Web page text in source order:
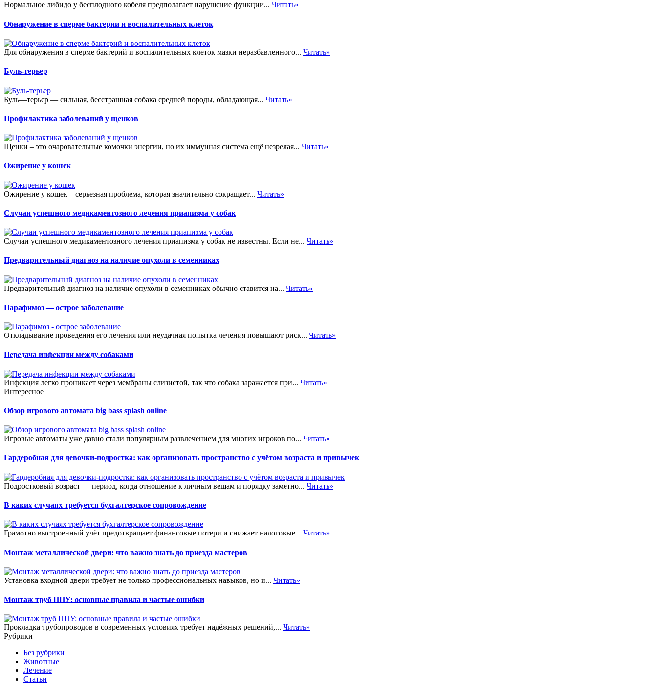
Нормальное либидо у бесплодного кобеля предполагает нарушение функции... Читать»
Обнаружение в сперме бактерий и воспалительных клеток
Для обнаружения в сперме бактерий и воспалительных клеток мазки неразбавленного... Читать»
Буль-терьер
Буль—терьер — сильная, бесстрашная собака средней породы, обладающая... Читать»
Профилактика заболеваний у щенков
Щенки – это очаровательные комочки энергии, но их иммунная система ещё незрелая... Читать»
Ожирение у кошек
Ожирение у кошек – серьезная проблема, которая значительно сокращает... Читать»
Случаи успешного медикаментозного лечения приапизма у собак
Случаи успешного медикаментозного лечения приапизма у собак не известны. Если не... Читать»
Предварительный диагноз на наличие опухоли в семенниках
Предварительный диагноз на наличие опухоли в семенниках обычно ставится на... Читать»
Парафимоз — острое заболевание
Откладывание проведения его лечения или неудачная попытка лечения повышают риск... Читать»
Передача инфекции между собаками
Инфекция легко проникает через мембраны слизистой, так что собака заражается при... Читать»
Интересное
Обзор игрового автомата big bass splash online
Игровые автоматы уже давно стали популярным развлечением для многих игроков по... Читать»
Гардеробная для девочки-подростка: как организовать пространство с учётом возраста и привычек
Подростковый возраст — период, когда отношение к личным вещам и порядку заметно... Читать»
В каких случаях требуется бухгалтерское сопровождение
Грамотно выстроенный учёт предотвращает финансовые потери и снижает налоговые... Читать»
Монтаж металлической двери: что важно знать до приезда мастеров
Установка входной двери требует не только профессиональных навыков, но и... Читать»
Монтаж труб ППУ: основные правила и частые ошибки
Прокладка трубопроводов в современных условиях требует надёжных решений,... Читать»
Рубрики
Без рубрики
Животные
Лечение
Статьи